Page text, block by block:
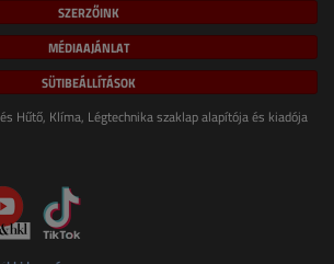
SZERZŐINK
MÉDIAAJÁNLAT
SÜTIBEÁLLÍTÁSOK
Hűtő, Klíma, Légtechnika szaklap alapítója és kiadója